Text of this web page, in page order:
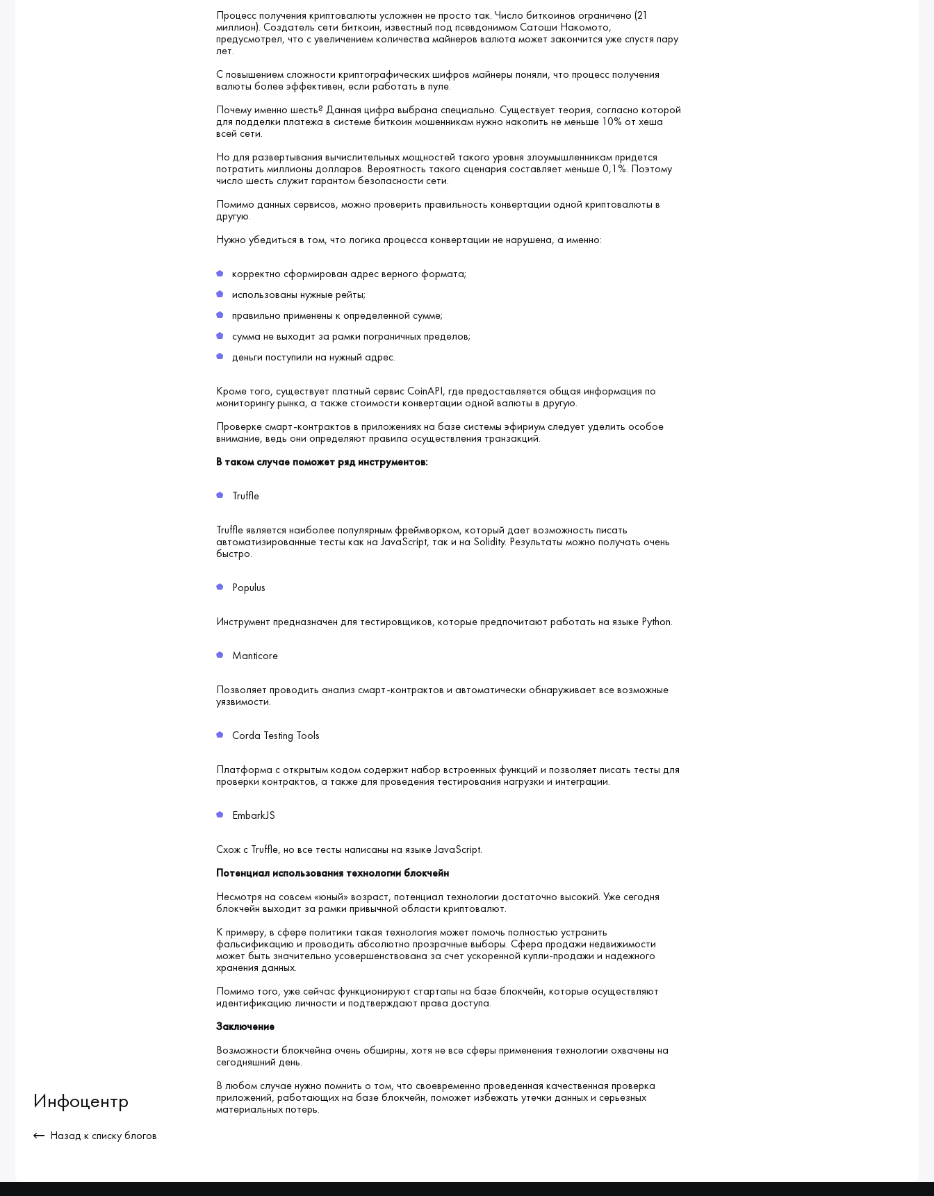
Инфоцентр
Назад к списку блогов
Процесс получения криптовалюты усложнен не просто так. Число биткоинов ограничено (21
миллион). Создатель сети биткоин, известный под псевдонимом Сатоши Накомото,
предусмотрел, что с увеличением количества майнеров валюта может закончится уже спустя пару
лет.
С повышением сложности криптографических шифров майнеры поняли, что процесс получения
валюты более эффективен, если работать в пуле.
Почему именно шесть? Данная цифра выбрана специально. Существует теория, согласно которой
для подделки платежа в системе биткоин мошенникам нужно накопить не меньше 10% от хеша
всей сети.
Но для развертывания вычислительных мощностей такого уровня злоумышленникам придется
потратить миллионы долларов. Вероятность такого сценария составляет меньше 0,1%. Поэтому
число шесть служит гарантом безопасности сети.
Помимо данных сервисов, можно проверить правильность конвертации одной криптовалюты в
другую.
Нужно убедиться в том, что логика процесса конвертации не нарушена, а именно:
корректно сформирован адрес верного формата;
использованы нужные рейты;
правильно применены к определенной сумме;
сумма не выходит за рамки пограничных пределов;
деньги поступили на нужный адрес.
Кроме того, существует платный сервис CoinAPI, где предоставляется общая информация по
мониторингу рынка, а также стоимости конвертации одной валюты в другую.
Проверке смарт-контрактов в приложениях на базе системы эфириум следует уделить особое
внимание, ведь они определяют правила осуществления транзакций.
В таком случае поможет ряд инструментов:
Truffle
Truffle является наиболее популярным фреймворком, который дает возможность писать
автоматизированные тесты как на JavaScript, так и на Solidity. Результаты можно получать очень
быстро.
Populus
Инструмент предназначен для тестировщиков, которые предпочитают работать на языке Python.
Manticore
Позволяет проводить анализ смарт-контрактов и автоматически обнаруживает все возможные
уязвимости.
Corda Testing Tools
Платформа с открытым кодом содержит набор встроенных функций и позволяет писать тесты для
проверки контрактов, а также для проведения тестирования нагрузки и интеграции.
EmbarkJS
Схож с Truffle, но все тесты написаны на языке JavaScript.
Потенциал использования технологии блокчейн
Несмотря на совсем «юный» возраст, потенциал технологии достаточно высокий. Уже сегодня
блокчейн выходит за рамки привычной области криптовалют.
К примеру, в сфере политики такая технология может помочь полностью устранить
фальсификацию и проводить абсолютно прозрачные выборы. Сфера продажи недвижимости
может быть значительно усовершенствована за счет ускоренной купли-продажи и надежного
хранения данных.
Помимо того, уже сейчас функционируют стартапы на базе блокчейн, которые осуществляют
идентификацию личности и подтверждают права доступа.
Заключение
Возможности блокчейна очень обширны, хотя не все сферы применения технологии охвачены на
сегодняшний день.
В любом случае нужно помнить о том, что своевременно проведенная качественная проверка
приложений, работающих на базе блокчейн, поможет избежать утечки данных и серьезных
материальных потерь.